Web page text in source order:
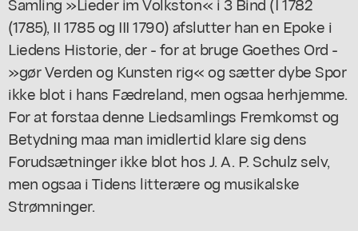
(1785), II 1785 og III 1790) afslutter han en Epoke i
Liedens Historie, der - for at bruge Goethes Ord -
»gør Verden og Kunsten rig« og sætter dybe Spor
ikke blot i hans Fædreland, men ogsaa herhjemme.
For at forstaa denne Liedsamlings Fremkomst og
Betydning maa man imidlertid klare sig dens
Forudsætninger ikke blot hos J. A. P. Schulz selv,
men ogsaa i Tidens litterære og musikalske
Strømninger.